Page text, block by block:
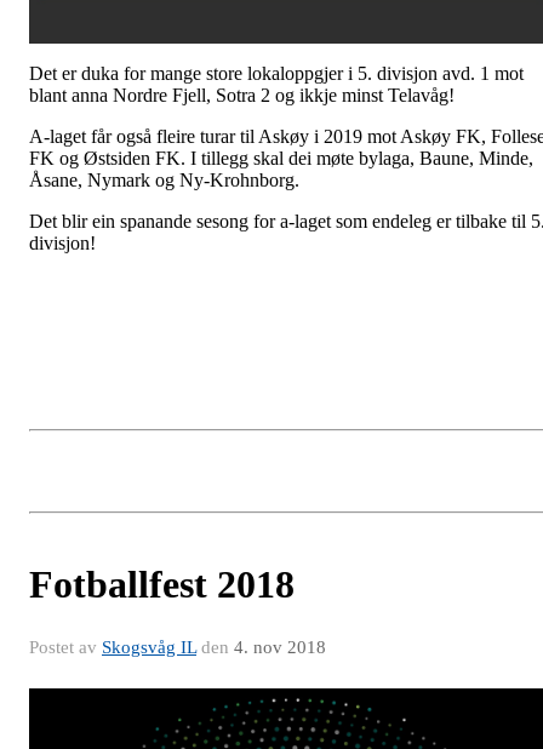
Det er duka for mange store lokaloppgjer i 5. divisjon avd. 1 mot
blant anna Nordre Fjell, Sotra 2 og ikkje minst Telavåg!
A-laget får også fleire turar til Askøy i 2019 mot Askøy FK,
FK og Østsiden FK. I tillegg skal dei møte bylaga, Baune, Minde,
Åsane, Nymark og Ny-Krohnborg.
Det blir ein spanande sesong for a-laget som endeleg er tilbake til
divisjon!
Fotballfest 2018
Postet av Skogsvåg ILden 4. nov 2018